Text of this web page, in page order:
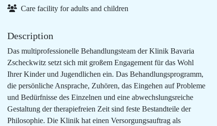
Care facility for adults and children
Description
Das multiprofessionelle Behandlungsteam der Klinik Bavaria
Zscheckwitz setzt sich mit großem Engagement für das Wohl
Ihrer Kinder und Jugendlichen ein. Das Behandlungsprogramm,
die persönliche Ansprache, Zuhören, das Eingehen auf Probleme
und Bedürfnisse des Einzelnen und eine abwechslungsreiche
Gestaltung der therapiefreien Zeit sind feste Bestandteile der
Philosophie. Die Klinik hat einen Versorgungsauftrag als